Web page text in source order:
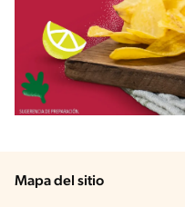
Mapa del sitio